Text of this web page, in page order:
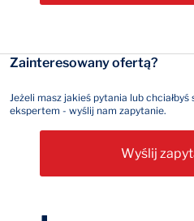
Zainteresowany ofertą?
Jeżeli masz jakieś pytania lub
ekspertem - wyślij nam zapytanie.
Wyślij